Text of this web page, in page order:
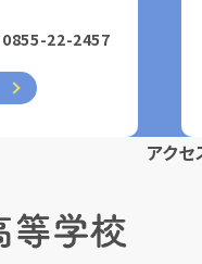
0855-22-2457
アクセ